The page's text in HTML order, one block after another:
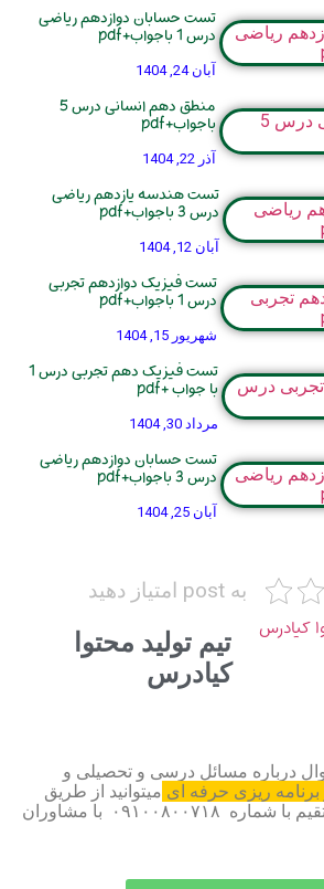
تست حسابان دوازدهم ریاضی
درس 1 باجواب+pdf
آبان 24, 1404
منطق دهم انسانی درس 5
باجواب+pdf
آذر 22, 1404
تست هندسه یازدهم ریاضی
درس 3 باجواب+pdf
آبان 12, 1404
تست فیزیک دوازدهم تجربی
درس 1 باجواب+pdf
شهریور 15, 1404
تست فیزیک دهم تجربی درس 1
با جواب +pdf
مرداد 30, 1404
تست حسابان دوازدهم ریاضی
درس 3 باجواب+pdf
آبان 25, 1404
به post امتیاز دهید
تیم تولید محتوا
کیادرس
درباره مسائل درسی و تحصیلی و
ریزی حرفه ای میتوانید از طریق
واتساپ و تماس مستقیم با شماره ۰۹۱۰۰۸۰۰۷۱۸ با مشاوران